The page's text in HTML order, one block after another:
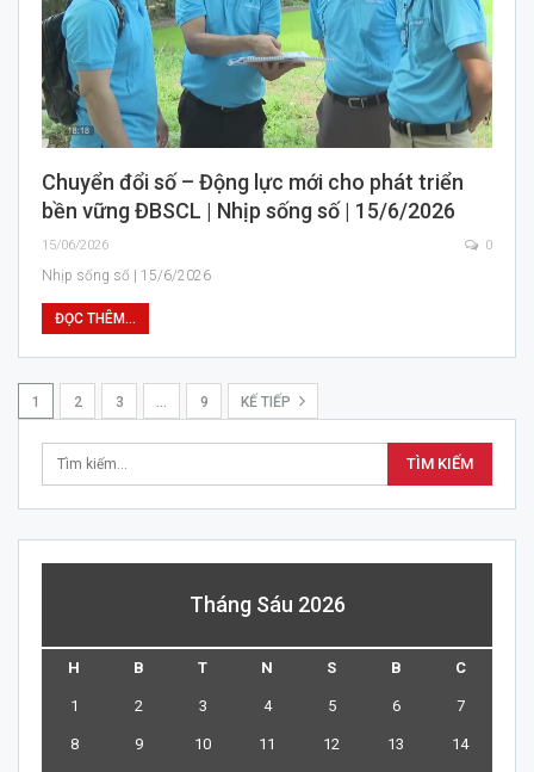
Chuyển đổi số – Động lực mới cho phát triển
bền vững ĐBSCL | Nhịp sống số | 15/6/2026
15/06/2026 0
Nhịp sống số | 15/6/2026
ĐỌC THÊM...
1 2 3 … 9 KẾ TIẾP
Tháng Sáu 2026
H B T N S B C
1 2 3 4 5 6 7
8 9 10 11 12 13 14